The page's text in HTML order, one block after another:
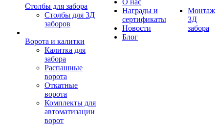
Столбы для забора
Столбы для 3Д
заборов
Ворота и калитки
Калитка для
забора
Распашные
ворота
Откатные
ворота
Комплекты для
автоматизации
ворот
О нас
Награды и
сертификаты
Новости
Блог
Монтаж
3Д
забора